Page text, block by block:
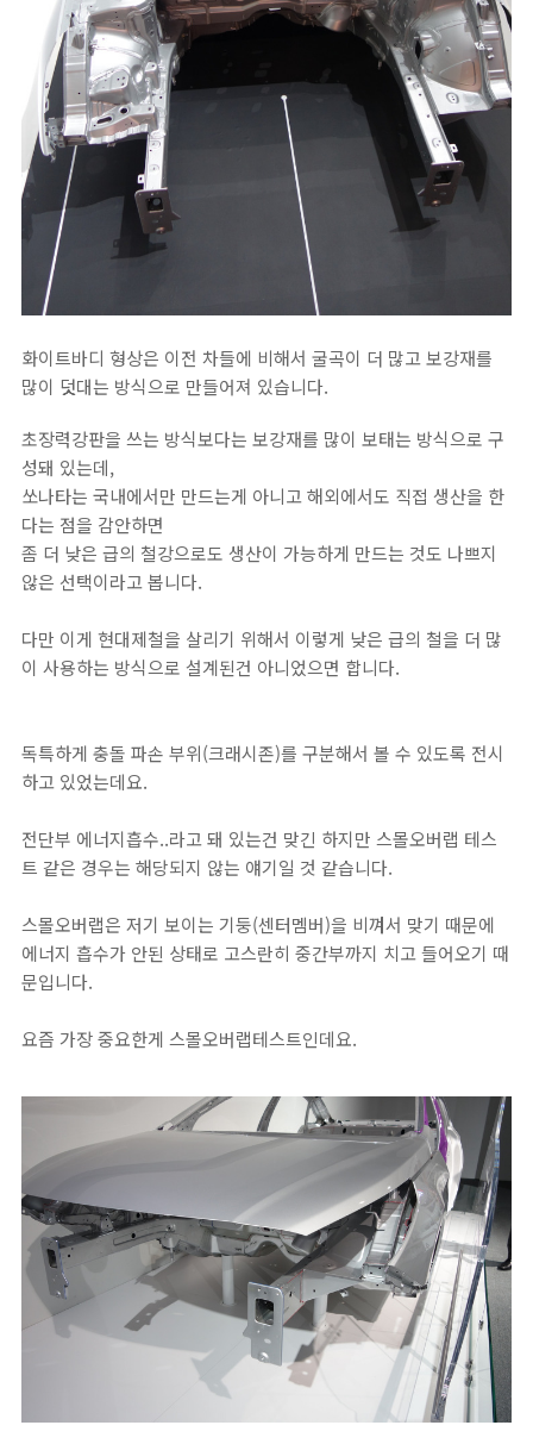
화이트바디 형상은 이전 차들에 비해서 굴곡이 더 많고 보강재를
많이 덧대는 방식으로 만들어져 있습니다.
초장력강판을 쓰는 방식보다는 보강재를 많이 보태는 방식으로 구
성돼 있는데,
쏘나타는 국내에서만 만드는게 아니고 해외에서도 직접 생산을 한
다는 점을 감안하면
좀 더 낮은 급의 철강으로도 생산이 가능하게 만드는 것도 나쁘지
않은 선택이라고 봅니다.
다만 이게 현대제철을 살리기 위해서 이렇게 낮은 급의 철을 더 많
이 사용하는 방식으로 설계된건 아니었으면 합니다.
독특하게 충돌 파손 부위(크래시존)를 구분해서 볼 수 있도록 전시
하고 있었는데요.
전단부 에너지흡수..라고 돼 있는건 맞긴 하지만 스몰오버랩 테스
트 같은 경우는 해당되지 않는 얘기일 것 같습니다.
스몰오버랩은 저기 보이는 기둥(센터멤버)을 비껴서 맞기 때문에
에너지 흡수가 안된 상태로 고스란히 중간부까지 치고 들어오기 때
문입니다.
요즘 가장 중요한게 스몰오버랩테스트인데요.